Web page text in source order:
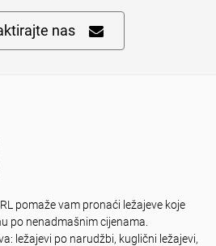
nas
pomaže vam pronaći ležajeve koje
po nenadmašnim cijenama.
ležajevi po narudžbi, kuglični ležajevi,